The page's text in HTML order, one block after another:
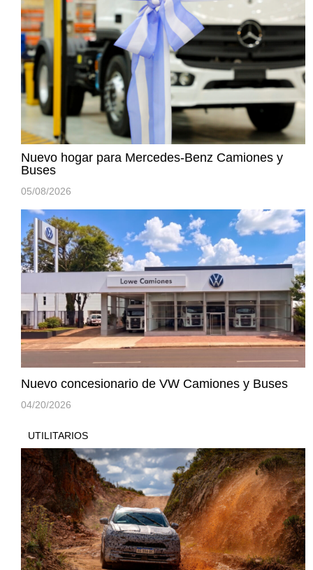
Nuevo hogar para Mercedes-Benz Camiones y
Buses
05/08/2026
Nuevo concesionario de VW Camiones y Buses
04/20/2026
UTILITARIOS